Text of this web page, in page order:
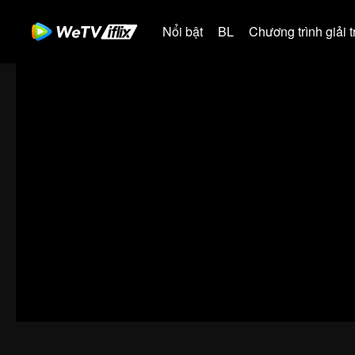
Nổi bật BL Chương trình giải